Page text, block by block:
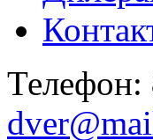
Телефон: